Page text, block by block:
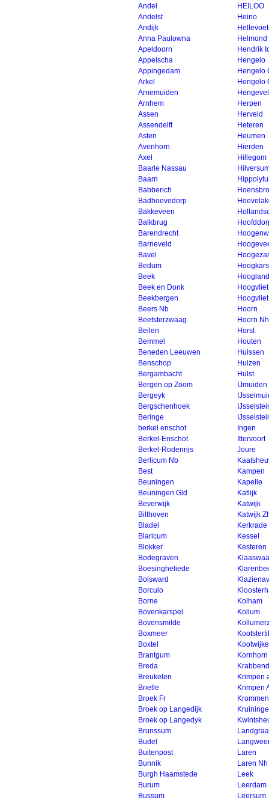
Andel
Andelst
Andijk
Anna Paulowna
Apeldoorn
Appelscha
Appingedam
Arkel
Arnemuiden
Arnhem
Assen
Assendelft
Asten
Avenhorn
Axel
Baarle Nassau
Baarn
Babberich
Badhoevedorp
Bakkeveen
Balkbrug
Barendrecht
Barneveld
Bavel
Bedum
Beek
Beek en Donk
Beekbergen
Beers Nb
Beetsterzwaag
Beilen
Bemmel
Beneden Leeuwen
Benschop
Bergambacht
Bergen op Zoom
Bergeyk
Bergschenhoek
Beringe
berkel enschot
Berkel-Enschot
Berkel-Rodenrijs
Berlicum Nb
Best
Beuningen
Beuningen Gld
Beverwijk
Bilthoven
Bladel
Blaricum
Blokker
Bodegraven
Boesingheliede
Bolsward
Borculo
Borne
Bovenkarspel
Bovensmilde
Boxmeer
Boxtel
Brantgum
Breda
Breukelen
Brielle
Broek Fr
Broek op Langedijk
Broek op Langedyk
Brunssum
Budel
Buitenpost
Bunnik
Burgh Haamstede
Burum
Bussum
HEILOO
Heino
Helmond
Hendrik
Hengelo
Hengelo
Hengelo
Herpen
Herveld
Heteren
Heumen
Hierden
Hillegom
Hoogland
Hoogvliet
Hoorn
Hoorn Nh
Horst
Houten
Huissen
Huizen
Hulst
IJmuiden
Ingen
Ittervoort
Joure
Kampen
Kapelle
Katlijk
Katwijk
Katwijk
Kerkrade
Kessel
Kesteren
Kolham
Kollum
Kornhorn
Krimpen
Krimpen
Laren
Laren Nh
Leek
Leerdam
Leersum